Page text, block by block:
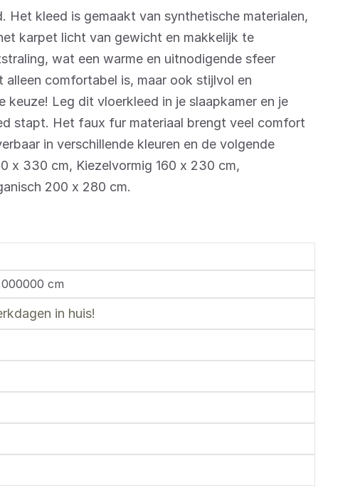
kleed is gemaakt van synthetische materialen,
karpet licht van gewicht en makkelijk te
wat een warme en uitnodigende sfeer
alleen comfortabel is, maar ook stijlvol en
Leg dit vloerkleed in je slaapkamer en je
stapt. Het faux fur materiaal brengt veel comfort
in verschillende kleuren en de volgende
x 330 cm, Kiezelvormig 160 x 230 cm,
200 x 280 cm.
cm
in huis!